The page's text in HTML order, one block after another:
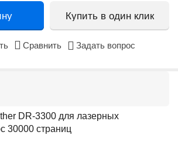
Купить в один клик
Сравнить Задать вопрос
DR-3300 для лазерных
30000 страниц